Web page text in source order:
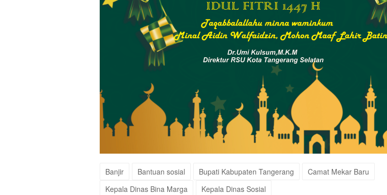
Banjir Bantuan sosial ‎Bupati Kabupaten Tangerang
Camat Mekar Baru
Kepala Dinas Bina Marga
Kepala Dinas Sosial